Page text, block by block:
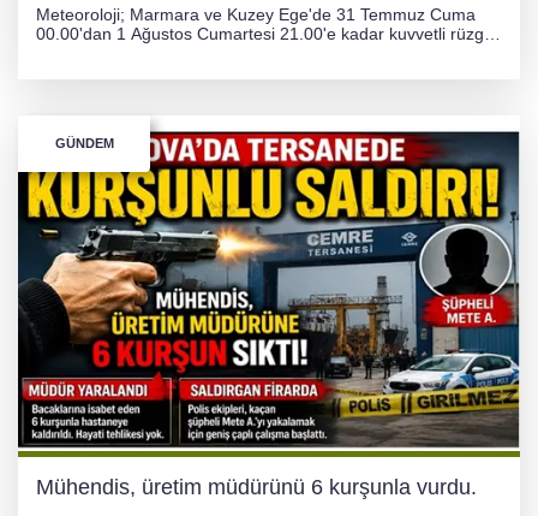
Meteoroloji; Marmara ve Kuzey Ege'de 31 Temmuz Cuma
00.00'dan 1 Ağustos Cumartesi 21.00'e kadar kuvvetli rüzgar
GÜNDEM
Mühendis, üretim müdürünü 6 kurşunla vurdu.